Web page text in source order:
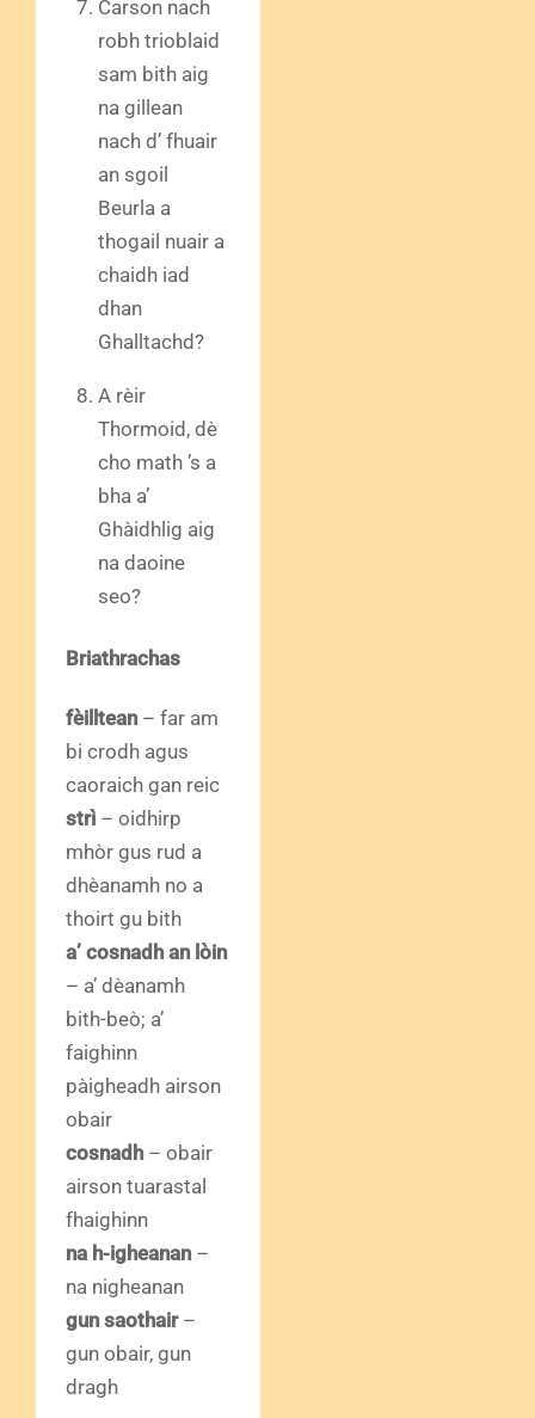
Carson nach
robh trioblaid
sam bith aig
na gillean
nach d’ fhuair
an sgoil
Beurla a
thogail nuair a
chaidh iad
dhan
Ghalltachd?
A rèir
Thormoid, dè
cho math ’s a
bha a’
Ghàidhlig aig
na daoine
seo?
Briathrachas
fèilltean – far am
bi crodh agus
caoraich gan reic
strì – oidhirp
mhòr gus rud a
dhèanamh no a
thoirt gu bith
a’ cosnadh an lòin
– a’ dèanamh
bith-beò; a’
faighinn
pàigheadh airson
obair
cosnadh – obair
airson tuarastal
fhaighinn
na h-igheanan –
na nigheanan
gun saothair–
gun obair, gun
dragh